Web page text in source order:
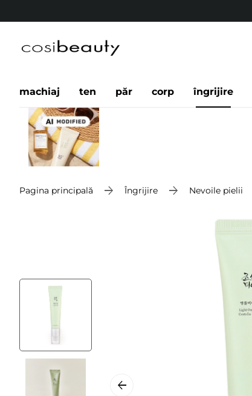
machiaj ten păr corp îngrijire
Pagina principală Îngrijire Nevoile pielii